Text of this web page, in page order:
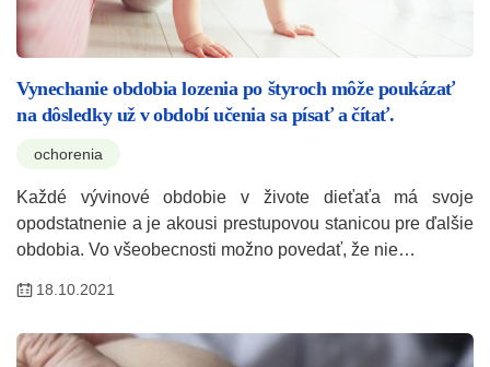
Vynechanie obdobia lozenia po štyroch môže poukázať
na dôsledky už v období učenia sa písať a čítať.
ochorenia
Každé vývinové obdobie v živote dieťaťa má svoje
opodstatnenie a je akousi prestupovou stanicou pre ďalšie
obdobia. Vo všeobecnosti možno povedať, že nie…
18.10.2021